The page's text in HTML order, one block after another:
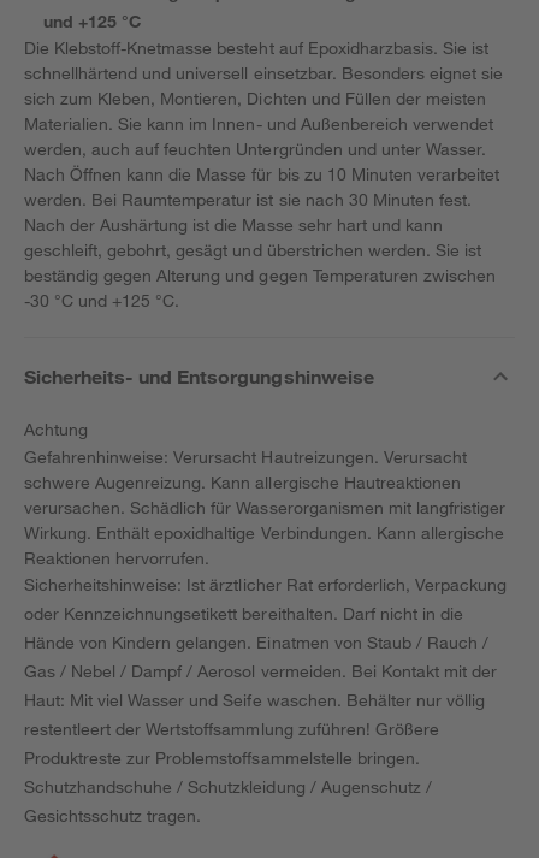
und +125 °C
Die Klebstoff-Knetmasse besteht auf Epoxidharzbasis. Sie ist
schnellhärtend und universell einsetzbar. Besonders eignet sie
sich zum Kleben, Montieren, Dichten und Füllen der meisten
Materialien. Sie kann im Innen- und Außenbereich verwendet
werden, auch auf feuchten Untergründen und unter Wasser.
Nach Öffnen kann die Masse für bis zu 10 Minuten verarbeitet
werden. Bei Raumtemperatur ist sie nach 30 Minuten fest.
Nach der Aushärtung ist die Masse sehr hart und kann
geschleift, gebohrt, gesägt und überstrichen werden. Sie ist
beständig gegen Alterung und gegen Temperaturen zwischen
-30 °C und +125 °C.
Sicherheits- und Entsorgungshinweise
Achtung
Gefahrenhinweise: Verursacht Hautreizungen. Verursacht
schwere Augenreizung. Kann allergische Hautreaktionen
verursachen. Schädlich für Wasserorganismen mit langfristiger
Wirkung. Enthält epoxidhaltige Verbindungen. Kann allergische
Reaktionen hervorrufen.
Sicherheitshinweise: Ist ärztlicher Rat erforderlich, Verpackung
oder Kennzeichnungsetikett bereithalten. Darf nicht in die
Hände von Kindern gelangen. Einatmen von Staub / Rauch /
Gas / Nebel / Dampf / Aerosol vermeiden. Bei Kontakt mit der
Haut: Mit viel Wasser und Seife waschen. Behälter nur völlig
restentleert der Wertstoffsammlung zuführen! Größere
Produktreste zur Problemstoffsammelstelle bringen.
Schutzhandschuhe / Schutzkleidung / Augenschutz /
Gesichtsschutz tragen.